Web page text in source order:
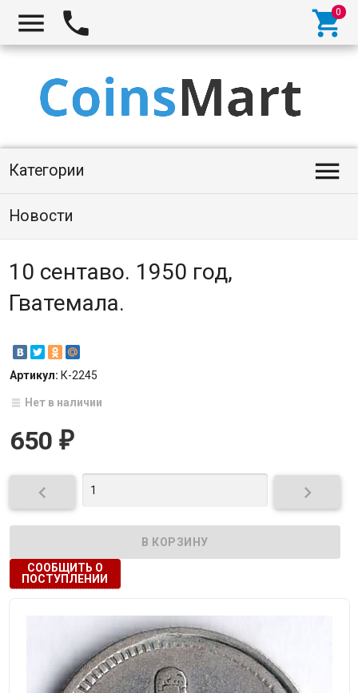
  
Категории 
Новости
10 сентаво. 1950 год,
Гватемала.
Артикул: К-2245
Нет в наличии
650 ₽
 
СООБЩИТЬ О
ПОСТУПЛЕНИИ